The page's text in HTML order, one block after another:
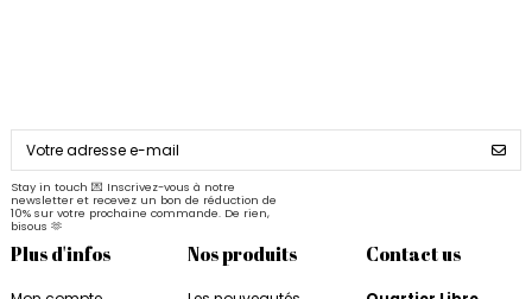
Stay in touch 💌 Inscrivez-vous à notre
newsletter et recevez un bon de réduction de
10% sur votre prochaine commande. De rien,
bisous 🫶
Plus d'infos Nos produits Contact us